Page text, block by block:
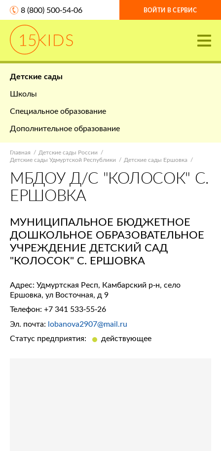
8 (800) 500-54-06 ВОЙТИ В СЕРВИС
Детские сады
Школы
Специальное образование
Дополнительное образование
Главная
Детские сады России
Детские сады Удмуртской Республики
Детские сады Ершовка
МБДОУ Д/С "КОЛОСОК" С.
ЕРШОВКА
МУНИЦИПАЛЬНОЕ БЮДЖЕТНОЕ
ДОШКОЛЬНОЕ ОБРАЗОВАТЕЛЬНОЕ
УЧРЕЖДЕНИЕ ДЕТСКИЙ САД
"КОЛОСОК" С. ЕРШОВКА
Адрес: Удмуртская Респ, Камбарский р-н, село
Ершовка, ул Восточная, д 9
Телефон: +7 341 533-55-26
Эл. почта: lobanova2907@mail.ru
Статус предприятия:
действующее